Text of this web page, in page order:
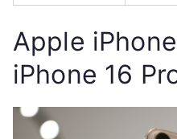
Apple
iPhone 16